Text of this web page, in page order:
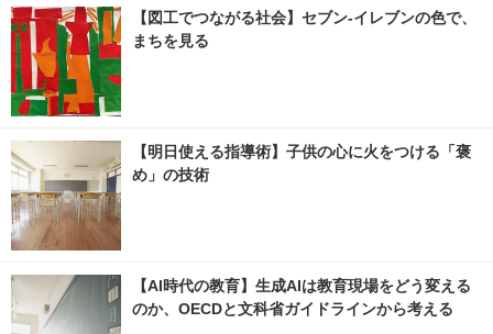
【図工でつながる社会】セブン‐イレブンの色で、
まちを見る
【明日使える指導術】子供の心に火をつける「褒
め」の技術
【AI時代の教育】生成AIは教育現場をどう変える
のか、OECDと文科省ガイドラインから考える